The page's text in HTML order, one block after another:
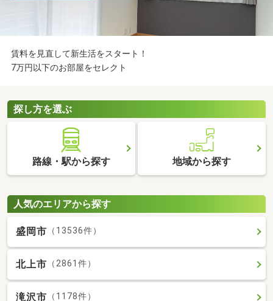
賃料を見直して新生活をスタート！
7万円以下のお部屋をセレクト
探し方を選ぶ
路線・駅から探す 地域から探す
人気のエリアから探す
盛岡市 （13536件）
北上市 （2861件）
滝沢市 （1178件）